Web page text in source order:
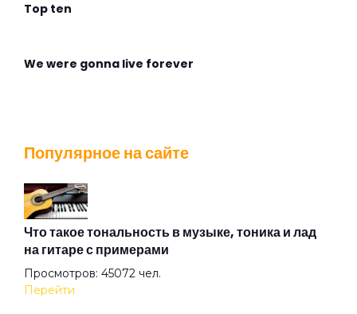
Top ten
We were gonna live forever
Алиса
Алмазная душа
Популярное на сайте
Что такое тональность в музыке, тоника и лад
на гитаре с примерами
Просмотров: 45072 чел.
Перейти